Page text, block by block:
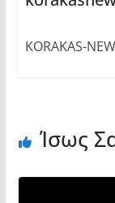
KORAKAS-
Ίσως